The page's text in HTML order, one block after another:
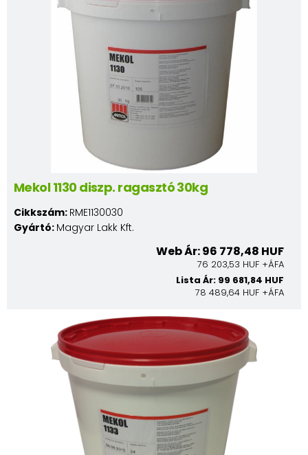
Mekol 1130 diszp. ragasztó 30kg
Cikkszám: RME1130030
Gyártó: Magyar Lakk Kft.
Web Ár: 96 778,48 HUF
76 203,53 HUF +ÁFA
Lista Ár: 99 681,84 HUF
78 489,64 HUF +ÁFA